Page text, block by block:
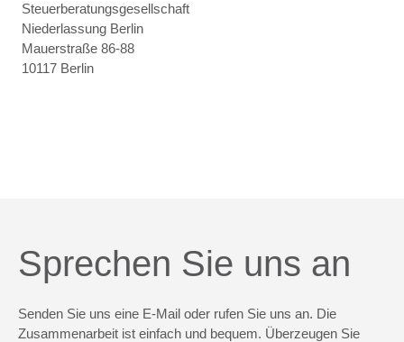
Steuerberatungsgesellschaft
Niederlassung Berlin
Mauerstraße 86-88
10117 Berlin
Sprechen Sie uns an
Senden Sie uns eine E-Mail oder rufen Sie uns an. Die
Zusammenarbeit ist einfach und bequem. Überzeugen Sie